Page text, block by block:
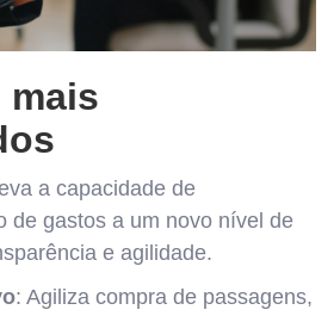
mais
a capacidade de
de gastos a um novo nível de
e agilidade.
: Agiliza compra de passagens,